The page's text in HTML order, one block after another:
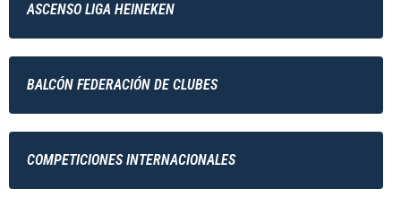
ASCENSO LIGA HEINEKEN
BALCÓN FEDERACIÓN DE CLUBES
COMPETICIONES INTERNACIONALES